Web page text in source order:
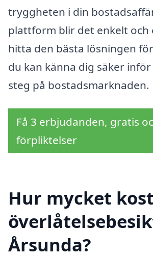
tryggheten i din
plattform blir det enkelt
hitta den bästa lösningen
du kan känna dig säker
steg på bostadsmarknaden.
Få 3 erbjudanden, gratis
förpliktelser
Hur mycket
Årsunda?